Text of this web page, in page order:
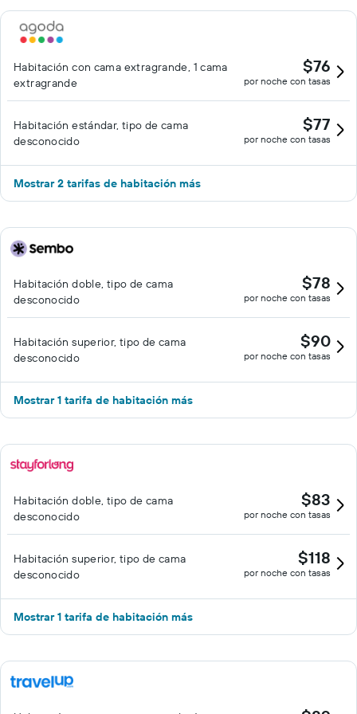
Habitación con cama extragrande, 1 cama
extragrande
$76
por noche con tasas
Habitación estándar, tipo de cama
desconocido
$77
por noche con tasas
Mostrar 2 tarifas de habitación más
Habitación doble, tipo de cama
desconocido
$78
por noche con tasas
Habitación superior, tipo de cama
desconocido
$90
por noche con tasas
Mostrar 1 tarifa de habitación más
Habitación doble, tipo de cama
desconocido
$83
por noche con tasas
Habitación superior, tipo de cama
desconocido
$118
por noche con tasas
Mostrar 1 tarifa de habitación más